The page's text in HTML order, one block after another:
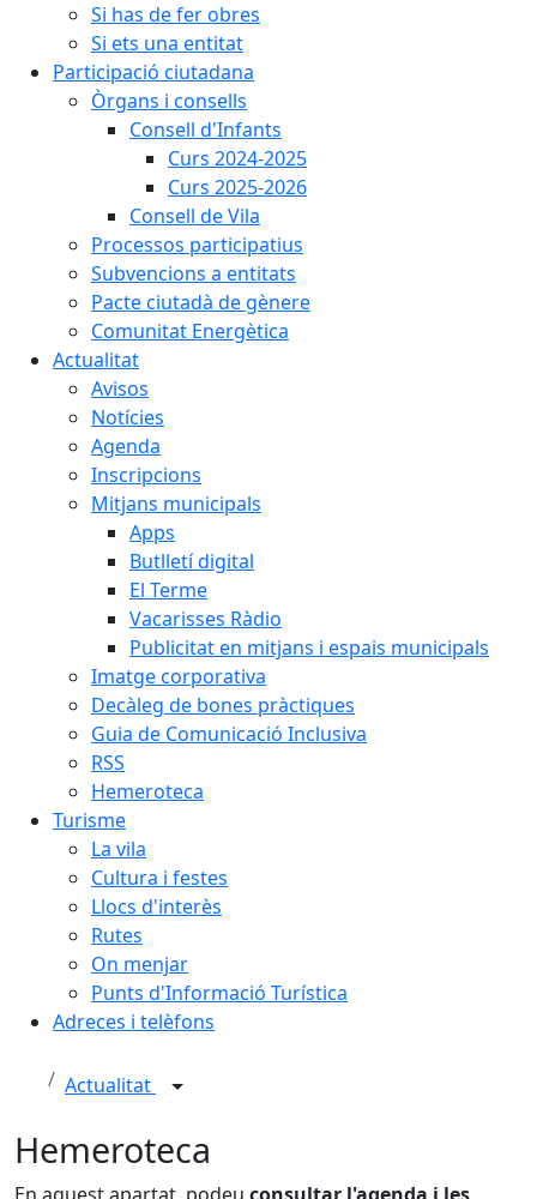
Si has de fer obres
Si ets una entitat
Participació ciutadana
Òrgans i consells
Consell d'Infants
Curs 2024-2025
Curs 2025-2026
Consell de Vila
Processos participatius
Subvencions a entitats
Pacte ciutadà de gènere
Comunitat Energètica
Actualitat
Avisos
Notícies
Agenda
Inscripcions
Mitjans municipals
Apps
Butlletí digital
El Terme
Vacarisses Ràdio
Publicitat en mitjans i espais municipals
Imatge corporativa
Decàleg de bones pràctiques
Guia de Comunicació Inclusiva
RSS
Hemeroteca
Turisme
La vila
Cultura i festes
Llocs d'interès
Rutes
On menjar
Punts d'Informació Turística
Adreces i telèfons
Actualitat
Hemeroteca